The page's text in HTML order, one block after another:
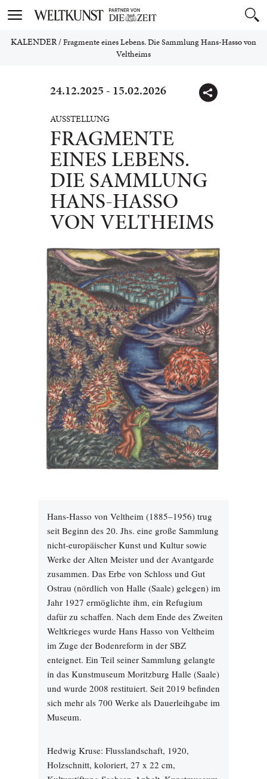
Toggle
KALENDER/Fragmente eines Lebens. Die Sammlung Hans-Hasso von
Veltheims
24.12.2025 - 15.02.2026
AUSSTELLUNG
FRAGMENTE
EINES LEBENS.
DIE SAMMLUNG
HANS-HASSO
VON VELTHEIMS
Hans-Hasso von Veltheim (1885–1956) trug
seit Beginn des 20. Jhs. eine große Sammlung
nicht-europäischer Kunst und Kultur sowie
Werke der Alten Meister und der Avantgarde
zusammen. Das Erbe von Schloss und Gut
Ostrau (nördlich von Halle (Saale) gelegen) im
Jahr 1927 ermöglichte ihm, ein Refugium
dafür zu schaffen. Nach dem Ende des Zweiten
Weltkrieges wurde Hans Hasso von Veltheim
im Zuge der Bodenreform in der SBZ
enteignet. Ein Teil seiner Sammlung gelangte
in das Kunstmuseum Moritzburg Halle (Saale)
und wurde 2008 restituiert. Seit 2019 befinden
sich mehr als 700 Werke als Dauerleihgabe im
Museum.
Hedwig Kruse: Flusslandschaft, 1920,
Holzschnitt, koloriert, 27 x 22 cm,